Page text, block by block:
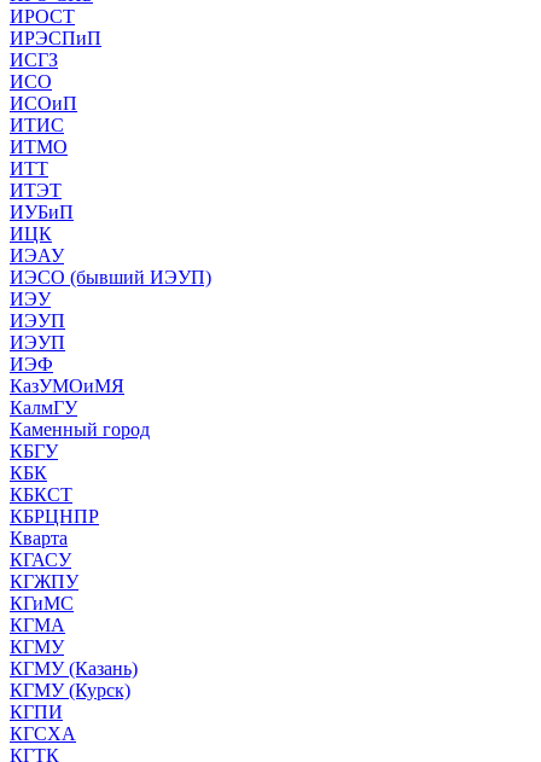
ИРОСТ
ИРЭСПиП
ИСГЗ
ИСО
ИСОиП
ИТИС
ИТМО
ИТТ
ИТЭТ
ИУБиП
ИЦК
ИЭАУ
ИЭСО (бывший ИЭУП)
ИЭУ
ИЭУП
ИЭУП
ИЭФ
КазУМОиМЯ
КалмГУ
Каменный город
КБГУ
КБК
КБКСТ
КБРЦНПР
Кварта
КГАСУ
КГЖПУ
КГиМС
КГМА
КГМУ
КГМУ (Казань)
КГМУ (Курск)
КГПИ
КГСХА
КГТК